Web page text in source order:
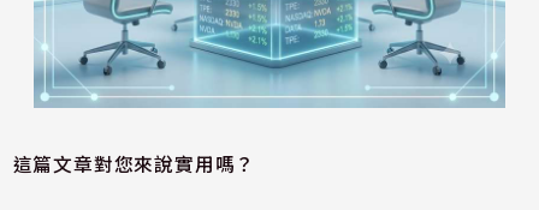
這篇文章對您來說實用嗎？